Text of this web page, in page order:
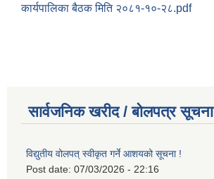
कार्यपालिका बैठक मिति २०८१-१०-२८.pdf
सार्वजनिक खरीद / बोलपत्र सूचना
विद्युतीय वोलपत् स्वीकृत गर्ने आशयको सूचना !
Post date: 07/03/2026 - 22:16